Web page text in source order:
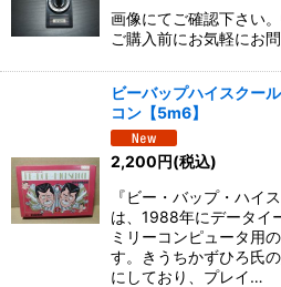
画像にてご確認下さい
ご購入前にお気軽にお
ビーバップハイスク
コン【5m6】
2,200円(税込)
『ビー・バップ・ハイ
は、1988年にデータイ
ミリーコンピュータ用
す。きうちかずひろ氏
にしており、プレイ…